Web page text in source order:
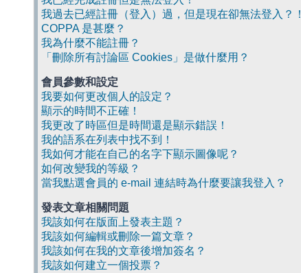
我過去已經註冊（登入）過，但是現在卻無法登入？！
COPPA 是甚麼？
我為什麼不能註冊？
「刪除所有討論區 Cookies」是做什麼用？
會員參數和設定
我要如何更改個人的設定？
顯示的時間不正確！
我更改了時區但是時間還是顯示錯誤！
我的語系在列表中找不到！
我如何才能在自己的名字下顯示圖像呢？
如何改變我的等級？
當我點選會員的 e-mail 連結時為什麼要讓我登入？
發表文章相關問題
我該如何在版面上發表主題？
我該如何編輯或刪除一篇文章？
我該如何在我的文章後增加簽名？
我該如何建立一個投票？